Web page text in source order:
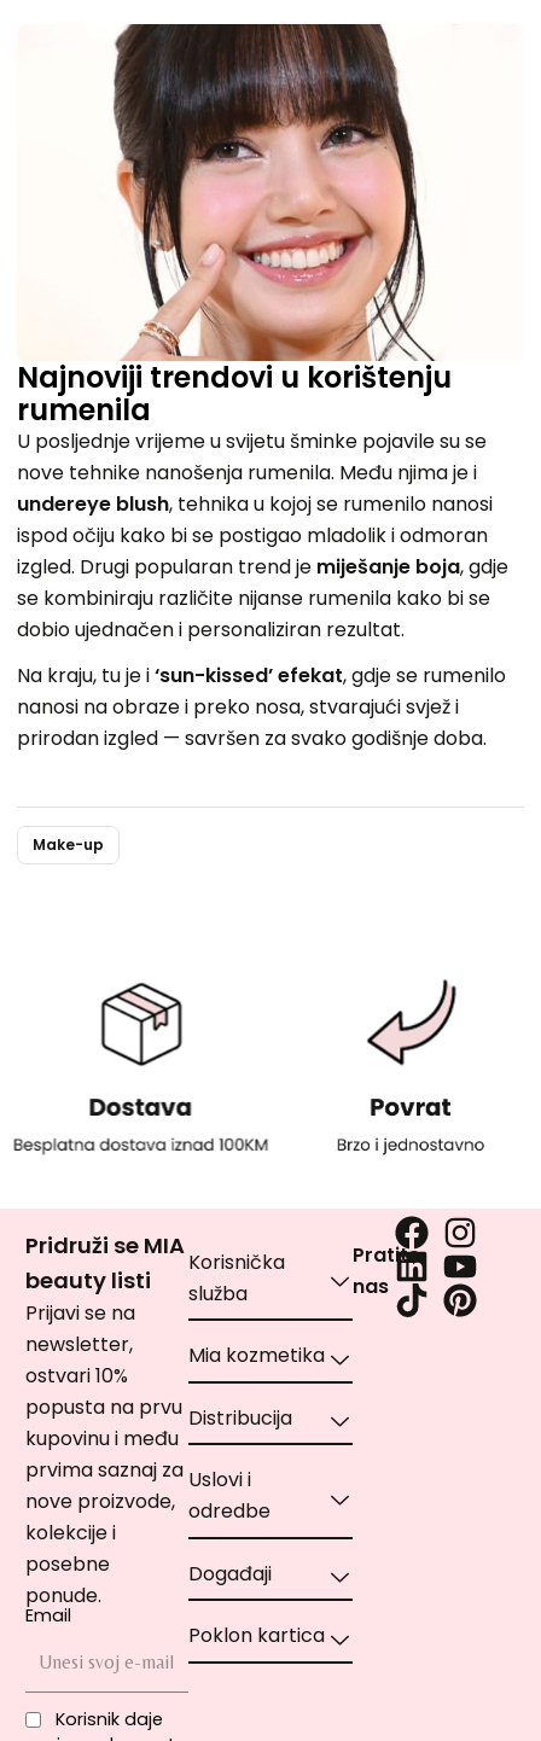
Najnoviji trendovi u korištenju
rumenila
U posljednje vrijeme u svijetu šminke pojavile su se
nove tehnike nanošenja rumenila. Među njima je i
undereye blush, tehnika u kojoj se rumenilo nanosi
ispod očiju kako bi se postigao mladolik i odmoran
izgled. Drugi popularan trend je miješanje boja, gdje
se kombiniraju različite nijanse rumenila kako bi se
dobio ujednačen i personaliziran rezultat.
Na kraju, tu je i‘sun-kissed’ efekat, gdje se rumenilo
nanosi na obraze i preko nosa, stvarajući svjež i
prirodan izgled — savršen za svako godišnje doba.
Make-up
Pridruži se MIA
beauty listi
Prijavi se na
newsletter,
ostvari 10%
popusta na prvu
kupovinu i među
prvima saznaj za
nove proizvode,
kolekcije i
posebne
ponude.
Email
Korisnik daje
Korisnička
služba
Mia kozmetika
Distribucija
Uslovi i
odredbe
Događaji
Poklon kartica
Pratite
nas